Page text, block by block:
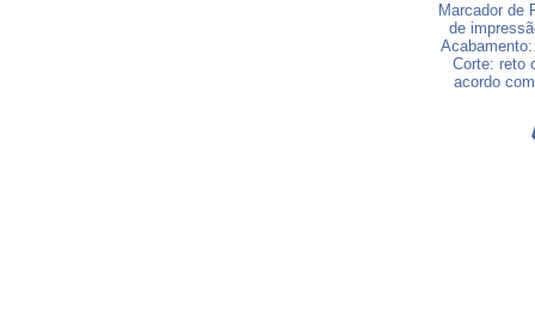
Marcador de
de
Corte: reto
acordo